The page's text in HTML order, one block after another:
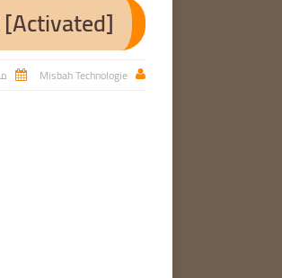

Misbah Technologie
 منذ